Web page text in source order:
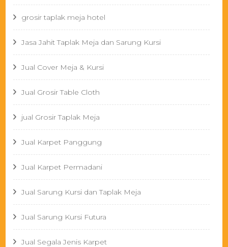
grosir taplak meja hotel
Jasa Jahit Taplak Meja dan Sarung Kursi
Jual Cover Meja & Kursi
Jual Grosir Table Cloth
jual Grosir Taplak Meja
Jual Karpet Panggung
Jual Karpet Permadani
Jual Sarung Kursi dan Taplak Meja
Jual Sarung Kursi Futura
Jual Segala Jenis Karpet